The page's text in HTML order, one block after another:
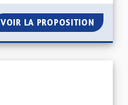
VOIR LA PROPOSITION ÎLOTS